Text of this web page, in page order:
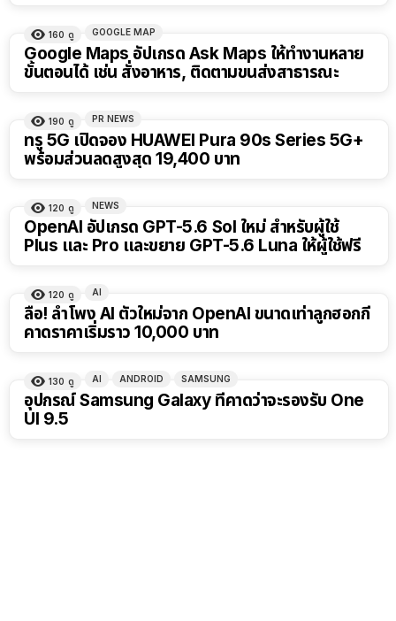
160 ดู GOOGLE MAP
Google Maps อัปเกรด Ask Maps ให้ทำงานหลาย
ขั้นตอนได้ เช่น สั่งอาหาร, ติดตามขนส่งสาธารณะ
190 ดู PR NEWS
ทรู 5G เปิดจอง HUAWEI Pura 90s Series 5G+
พร้อมส่วนลดสูงสุด 19,400 บาท
120 ดู NEWS
OpenAI อัปเกรด GPT-5.6 Sol ใหม่ สำหรับผู้ใช้
Plus และ Pro และขยาย GPT-5.6 Luna ให้ผู้ใช้ฟรี
120 ดู AI
ลือ! ลำโพง AI ตัวใหม่จาก OpenAI ขนาดเท่าลูกฮอกกี้
คาดราคาเริ่มราว 10,000 บาท
130 ดู AI ANDROID SAMSUNG
อุปกรณ์ Samsung Galaxy ที่คาดว่าจะรองรับ One
UI 9.5